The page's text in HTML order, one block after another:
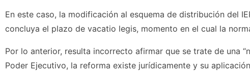
En este caso, la modificación al esquema de distribución del
concluya el plazo de vacatio legis, momento en el cual la
Por lo anterior, resulta incorrecto afirmar que se trate de una
Poder Ejecutivo, la reforma existe jurídicamente y su